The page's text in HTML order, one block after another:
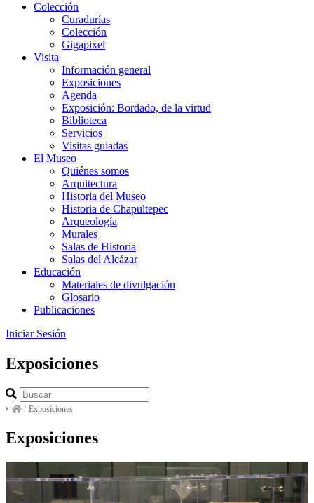
Colección
Curadurías
Colección
Gigapixel
Visita
Información general
Exposiciones
Agenda
Exposición: Bordado, de la virtud
Biblioteca
Servicios
Visitas guiadas
El Museo
Quiénes somos
Arquitectura
Historia del Museo
Historia de Chapultepec
Arqueología
Murales
Salas de Historia
Salas del Alcázar
Educación
Materiales de divulgación
Glosario
Publicaciones
Iniciar Sesión
Exposiciones
/ Exposiciones
Exposiciones